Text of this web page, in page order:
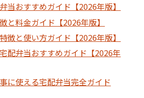
当おすすめガイド【2026年版】
と料金ガイド【2026年版】
徴と使い方ガイド【2026年版】
配弁当おすすめガイド【2026年
に使える宅配弁当完全ガイド